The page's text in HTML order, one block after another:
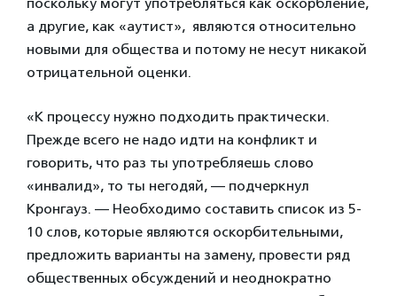
а другие, как «аутист», являются относительно
новыми для общества и потому не несут никакой
отрицательной оценки.
«К процессу нужно подходить практически.
Прежде всего не надо идти на конфликт и
говорить, что раз ты употребляешь слово
«инвалид», то ты негодяй, — подчеркнул
Кронгауз. — Необходимо составить список из 5-
10 слов, которые являются оскорбительными,
предложить варианты на замену, провести ряд
общественных обсуждений и неоднократно